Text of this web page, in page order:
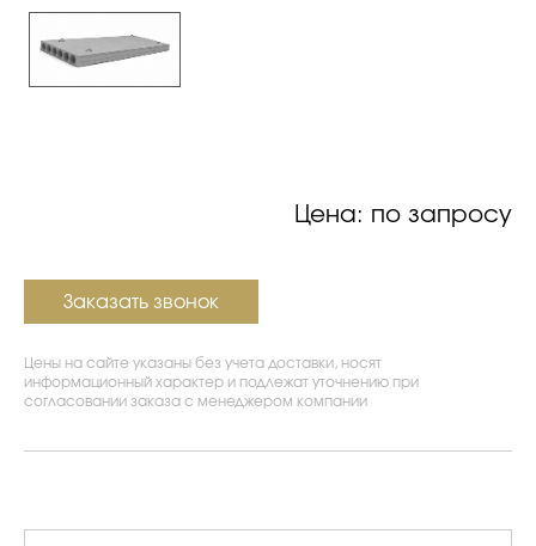
Цена: по запросу
Заказать звонок
Цены на сайте указаны без учета доставки, носят
информационный характер и подлежат уточнению при
согласовании заказа с менеджером компании